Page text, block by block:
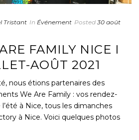
Tristant In Événement Posted 30 août
FAMILY NICE I
AOÛT 2021
nous étions partenaires des
We Are Family : vos rendez-
à Nice, tous les dimanches
à Nice. Voici quelques photos